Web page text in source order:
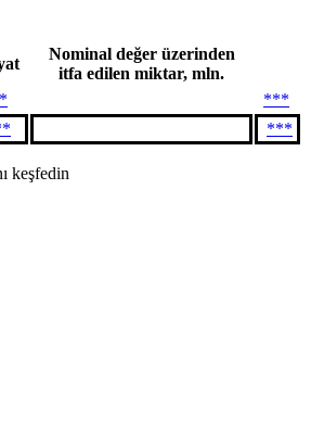
Nominal değer üzerinden
itfa edilen miktar, mln.
***
***
keşfedin